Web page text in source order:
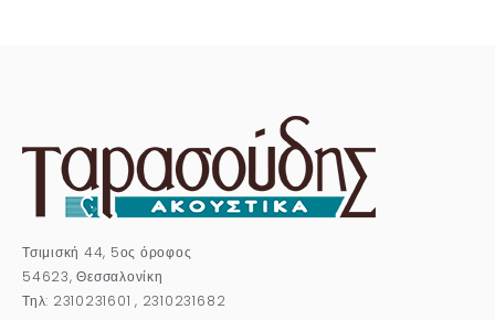
Τσιμισκή 44, 5ος όροφος
54623, Θεσσαλονίκη
Τηλ: 2310231601 , 2310231682